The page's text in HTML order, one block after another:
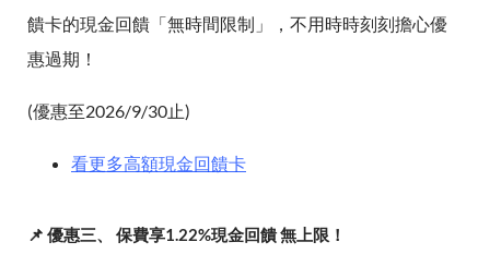
饋卡的現金回饋「無時間限制」，不用時時刻刻擔心優
惠過期！
(優惠至2026/9/30止)
看更多高額現金回饋卡
📌 優惠三、 保費享1.22%現金回饋 無上限！